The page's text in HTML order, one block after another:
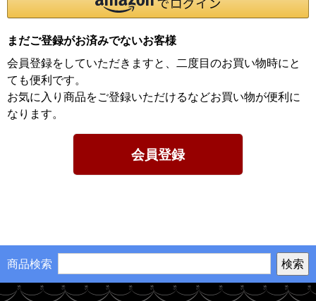
まだご登録がお済みでないお客様
会員登録をしていただきますと、二度目のお買い物時にと
ても便利です。
お気に入り商品をご登録いただけるなどお買い物が便利に
なります。
会員登録
商品検索